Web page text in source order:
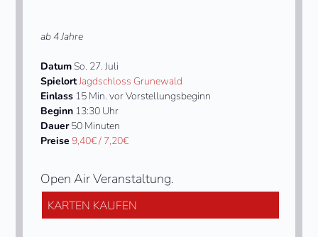
ab 4 Jahre
DatumSo. 27. Juli
SpielortJagdschloss Grunewald
Einlass 15 Min. vor Vorstellungsbeginn
Beginn 13:30 Uhr
Dauer50 Minuten
Preise 9,40€ / 7,20€
Open Air Veranstaltung.
KARTEN KAUFEN